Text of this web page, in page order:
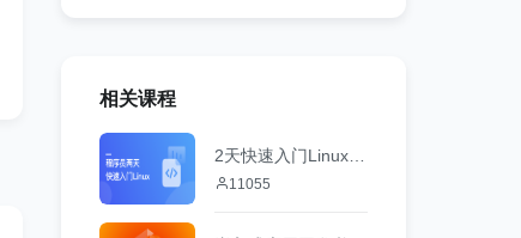
相关课程
11055